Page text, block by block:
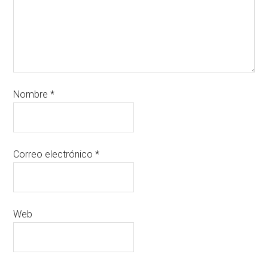
Nombre*
Correo electrónico*
Web